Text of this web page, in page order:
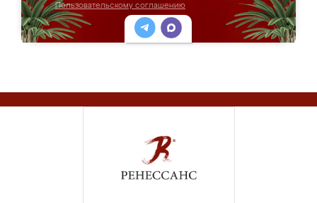
Пользовательскому соглашению